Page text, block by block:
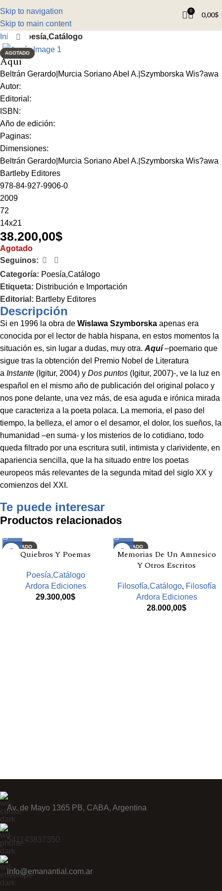
Skip to navigation
Skip to main content
0 0,00$
Inicio Poesía,Catálogo
AGOTADO
Click to enlarge
Aquí
Beltrán Gerardo|Murcia Soriano Abel A.|Szymborska Wis?awa
Autor:
Editorial:
ISBN:
Año de edición:
Paginas:
Dimensiones:
Beltrán Gerardo|Murcia Soriano Abel A.|Szymborska Wis?awa
Bartleby Editores
978-84-927-9906-0
2009
72
14x21
38.200,00$
Agotado
Seguinos:
Categoría: Poesía,Catálogo
Etiqueta: Distribución e Importación
Editorial: Bartleby Editores
Descripción
Si en 1996 la obra de Wislawa Szymborska apenas era
conocida por el lector de habla hispana, en estos momentos la
situación es, sin lugar a dudas, muy otra. Aquí–poemario que
sigue tras la obtención del Premio Nobel de Literatura
a Instante (Igitur, 2004) y Dos puntos (Igitur, 2007)-, ve la luz en
español en el mismo año de publicación del original polaco y
nos pone delante, una vez más, de esa aguda e irónica mirada
que caracteriza a la poeta polaca. La memoria, el paso del
tiempo, la belleza, el amor o el desamor, el dolor, los sueños, la
humanidad –en suma- y los misterios de lo cotidiano, todo
queda filtrado por una escritura sutil, intimista y clarividente, en
apariencia sencilla, que la ha situado entre los poetas
europeos más relevantes de la segunda mitad del siglo XX y
comienzos del XXI.
Te puede interesar
Productos relacionados
AGOTADO
Quiebros Y Poemas
Poesía,Catálogo
Ardora Ediciones
29.300,00$
AGOTADO
Memorias De Un Amnesico
Y Otros Escritos
Filosofía,Catálogo, Filosofía
Ardora Ediciones
28.000,00$
Av. de Mayo 1365 PB, CABA, Argentina
541143837350
info@emanantial.com.ar